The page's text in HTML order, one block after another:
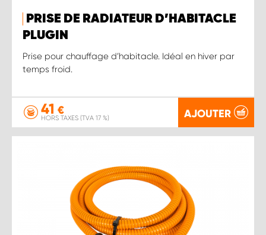
PRISE DE RADIATEUR D’HABITACLE
PLUGIN
Prise pour chauffage d’habitacle. Idéal en hiver par
temps froid.
41 €
HORS TAXES (TVA 17 %) AJOUTER